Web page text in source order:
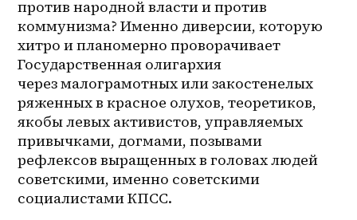
против народной власти и против
коммунизма? Именно диверсии, которую
хитро и планомерно проворачивает
Государственная олигархия
через малограмотных или закостенелых
ряженных в красное олухов, теоретиков,
якобы левых активистов, управляемых
привычками, догмами, позывами
рефлексов выращенных в головах людей
советскими, именно советскими
социалистами КПСС.